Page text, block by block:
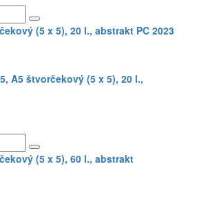
(5 x 5), 20 l., abstrakt PC 2023
A5 štvorčekový (5 x 5), 20 l.,
(5 x 5), 60 l., abstrakt